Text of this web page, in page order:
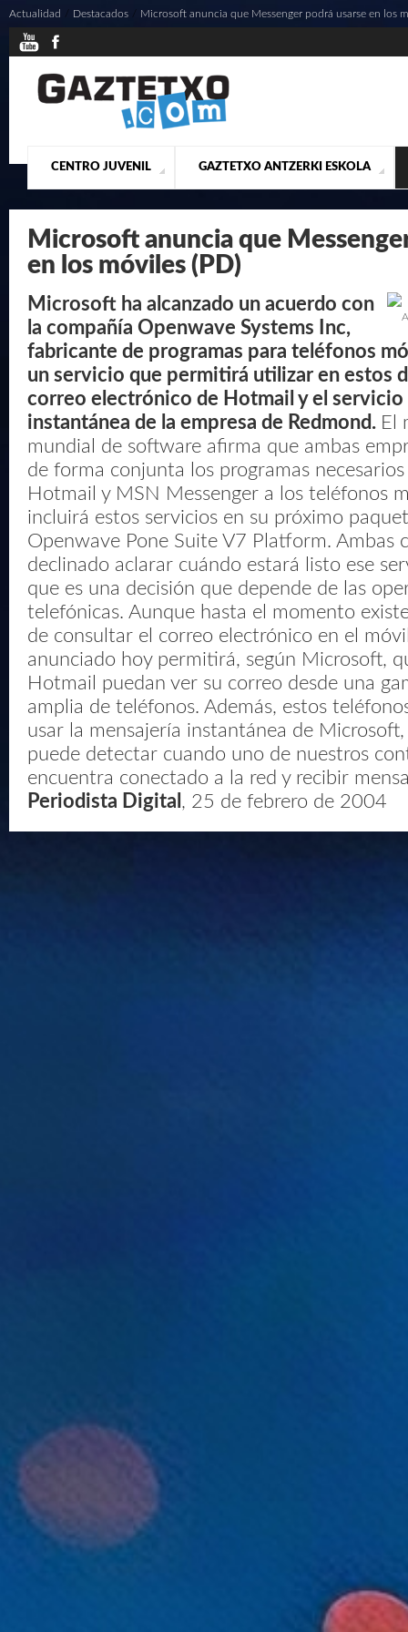
CENTRO JUVENIL
¿QUIENES SOMOS? ACTUALIDAD CONTACTO
GAZTETXO ANTZERKI ESKOLA
PRESENTACIÓN MUSICALES
Actualidad Destacados Microsoft anuncia que Messenger podrá usarse en los
Microsoft anuncia que
en los móviles (PD)
Microsoft ha alcanzado un acuerdo con
la compañía Openwave Systems Inc,
fabricante de programas para teléfonos
un servicio que permitirá utilizar en estos
correo electrónico de Hotmail y el servicio
instantánea de la empresa de Redmond. El
mundial de software afirma que ambas
de forma conjunta los programas
Hotmail y MSN Messenger a los teléfonos
incluirá estos servicios en su próximo
Openwave Pone Suite V7 Platform. Ambas
declinado aclarar cuándo estará listo ese
que es una decisión que depende de las
telefónicas. Aunque hasta el momento
de consultar el correo electrónico en el
anunciado hoy permitirá, según Microsoft,
Hotmail puedan ver su correo desde una
amplia de teléfonos. Además, estos
usar la mensajería instantánea de
puede detectar cuando uno de nuestros
encuentra conectado a la red y recibir
Periodista Digital , 25 de febrero de 2004